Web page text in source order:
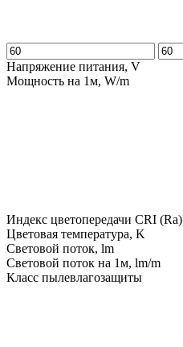
Напряжение питания, V
Мощность на 1м, W/m
Индекс цветопередачи CRI (Ra)
Цветовая температура, K
Световой поток, lm
Световой поток на 1м, lm/m
Класс пылевлагозащиты